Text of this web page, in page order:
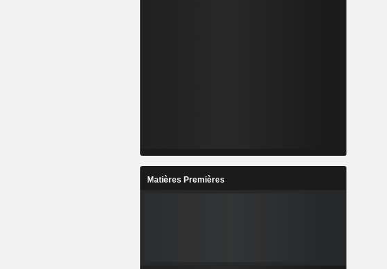
Matières Premières